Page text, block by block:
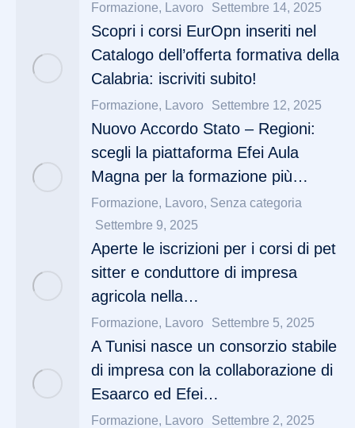
Formazione, Lavoro Settembre 14, 2025
Scopri i corsi EurOpn inseriti nel
Catalogo dell’offerta formativa della
Calabria: iscriviti subito!
Formazione, Lavoro Settembre 12, 2025
Nuovo Accordo Stato – Regioni:
scegli la piattaforma Efei Aula
Magna per la formazione più…
Formazione, Lavoro, Senza categoria
Settembre 9, 2025
Aperte le iscrizioni per i corsi di pet
sitter e conduttore di impresa
agricola nella…
Formazione, Lavoro Settembre 5, 2025
A Tunisi nasce un consorzio stabile
di impresa con la collaborazione di
Esaarco ed Efei…
Formazione, Lavoro Settembre 2, 2025